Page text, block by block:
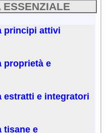
principi attivi
proprietà e
estratti e integratori
tisane e